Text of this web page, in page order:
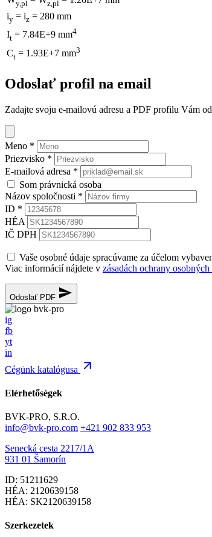
y,pl z,pl
iy = iz = 280 mm
It = 7.84E+9 mm4
Ct = 1.93E+7 mm3
Odoslať profil na email
Zadajte svoju e-mailovú adresu a PDF profilu Vám
Meno *
Priezvisko *
E-mailová adresa *
Som právnická osoba
Názov spoločnosti *
ID *
HÉA
IČ DPH
Vaše osobné údaje spracúvame za účelom
Viac informácií nájdete v zásadách ochrany
Odoslať PDF
ig
fb
yt
in
Cégünk katalógusa
Elérhetőségek
BVK-PRO, S.R.O.
info@bvk-pro.com +421 902 833 953
Senecká cesta 2217/1A
931 01 Šamorín
ID: 51211629
HÉA: 2120639158
HÉA: SK2120639158
Szerkezetek